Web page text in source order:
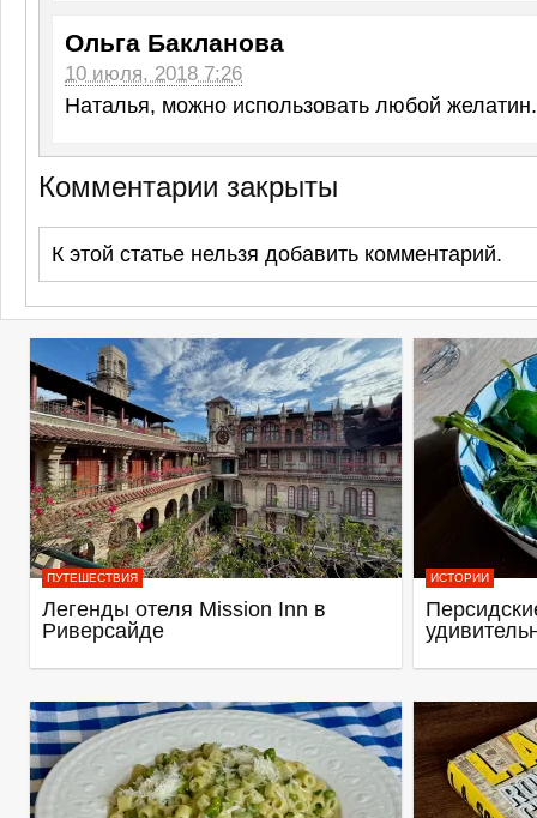
Ольга Бакланова
10 июля, 2018 7:26
Наталья, можно использовать любой желатин.
Комментарии закрыты
К этой статье нельзя добавить комментарий.
ПУТЕШЕСТВИЯ
Легенды отеля Mission Inn в
Риверсайде
ИСТОРИИ